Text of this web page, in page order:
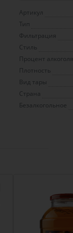
Артикул
Тип
Фильтрация
Стиль
Процент алкоголя
Плотность
Вид тары
Страна
Безалкогольное